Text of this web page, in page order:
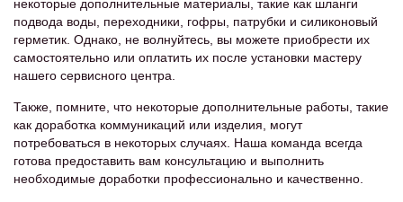
некоторые дополнительные материалы, такие как шланги
подвода воды, переходники, гофры, патрубки и силиконовый
герметик. Однако, не волнуйтесь, вы можете приобрести их
самостоятельно или оплатить их после установки мастеру
нашего сервисного центра.
Также, помните, что некоторые дополнительные работы, такие
как доработка коммуникаций или изделия, могут
потребоваться в некоторых случаях. Наша команда всегда
готова предоставить вам консультацию и выполнить
необходимые доработки профессионально и качественно.